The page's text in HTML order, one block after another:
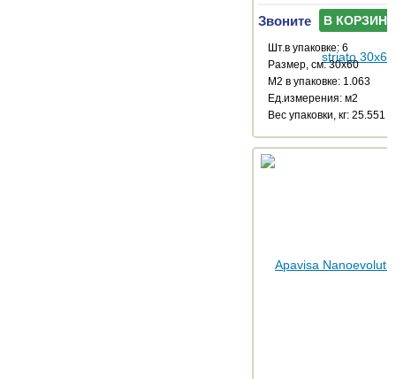
Звоните В КОРЗИНУ
Шт.в упаковке: 6
Размер, см: 30x60
М2 в упаковке: 1.063
Ед.измерения: м2
Веc упаковки, кг: 25.551